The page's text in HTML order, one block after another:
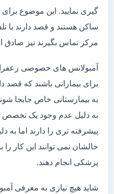
گیری نمایید. این موضوع
مرکز تماس بگیرند نیز
آمبولانس های خصوصی
برای بیمارانی باشند که قصد
به بیمارستانی خاص جابجا
به دلیل عدم وجود یک تخصص
پیشرفته تری را دارند اما به
حالشان نمی توانند این کار
پزشکی انجام دهند.
شاید هیچ نیازی به معرفی